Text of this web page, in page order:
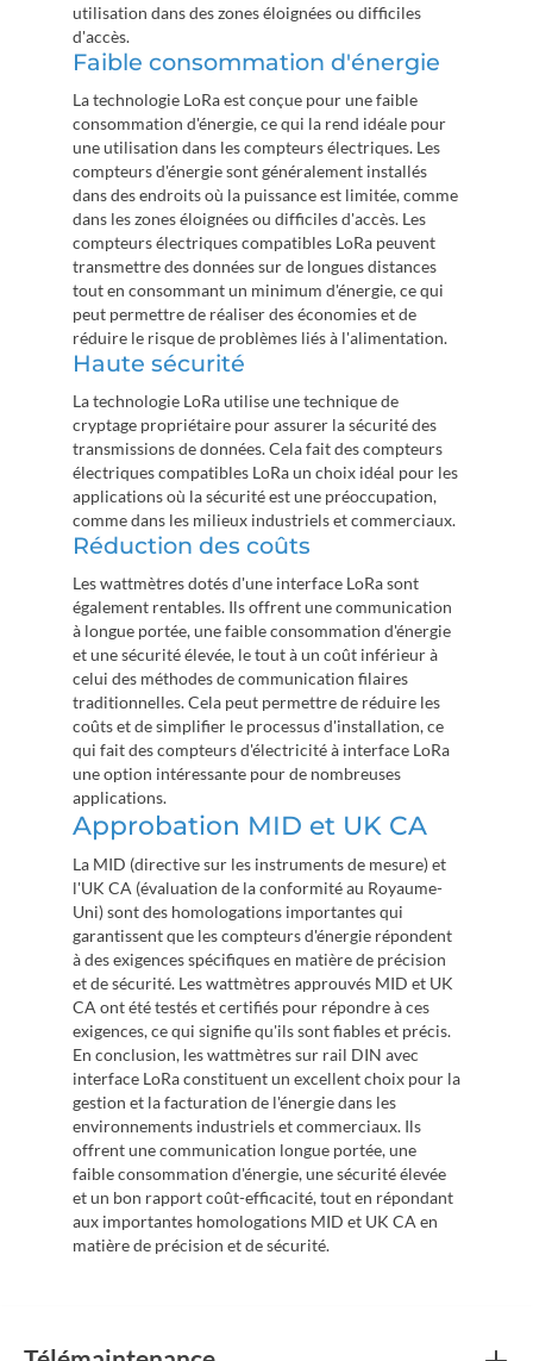
utilisation dans des zones éloignées ou difficiles
d'accès.
Faible consommation d'énergie
La technologie LoRa est conçue pour une faible
consommation d'énergie, ce qui la rend idéale pour
une utilisation dans les compteurs électriques. Les
compteurs d'énergie sont généralement installés
dans des endroits où la puissance est limitée, comme
dans les zones éloignées ou difficiles d'accès. Les
compteurs électriques compatibles LoRa peuvent
transmettre des données sur de longues distances
tout en consommant un minimum d'énergie, ce qui
peut permettre de réaliser des économies et de
réduire le risque de problèmes liés à l'alimentation.
Haute sécurité
La technologie LoRa utilise une technique de
cryptage propriétaire pour assurer la sécurité des
transmissions de données. Cela fait des compteurs
électriques compatibles LoRa un choix idéal pour les
applications où la sécurité est une préoccupation,
comme dans les milieux industriels et commerciaux.
Réduction des coûts
Les wattmètres dotés d'une interface LoRa sont
également rentables. Ils offrent une communication
à longue portée, une faible consommation d'énergie
et une sécurité élevée, le tout à un coût inférieur à
celui des méthodes de communication filaires
traditionnelles. Cela peut permettre de réduire les
coûts et de simplifier le processus d'installation, ce
qui fait des compteurs d'électricité à interface LoRa
une option intéressante pour de nombreuses
applications.
Approbation MID et UK CA
La MID (directive sur les instruments de mesure) et
l'UK CA (évaluation de la conformité au Royaume-
Uni) sont des homologations importantes qui
garantissent que les compteurs d'énergie répondent
à des exigences spécifiques en matière de précision
et de sécurité. Les wattmètres approuvés MID et UK
CA ont été testés et certifiés pour répondre à ces
exigences, ce qui signifie qu'ils sont fiables et précis.
En conclusion, les wattmètres sur rail DIN avec
interface LoRa constituent un excellent choix pour la
gestion et la facturation de l'énergie dans les
environnements industriels et commerciaux. Ils
offrent une communication longue portée, une
faible consommation d'énergie, une sécurité élevée
et un bon rapport coût-efficacité, tout en répondant
aux importantes homologations MID et UK CA en
matière de précision et de sécurité.